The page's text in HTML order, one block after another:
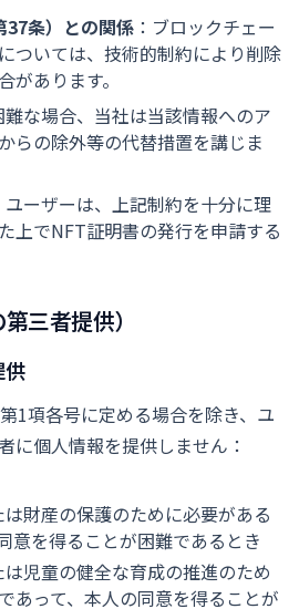
37条）との関係 ：ブロックチェー
ついては、技術的制約により削除
があります。
難な場合、当社は当該情報へのア
らの除外等の代替措置を講じま
ユーザーは、上記制約を十分に理
上でNFT証明書の発行を申請する
三者提供）
供
1項各号に定める場合を除き、ユ
に個人情報を提供しません：
財産の保護のために必要がある
意を得ることが困難であるとき
児童の健全な育成の推進のため
あって、本人の同意を得ることが